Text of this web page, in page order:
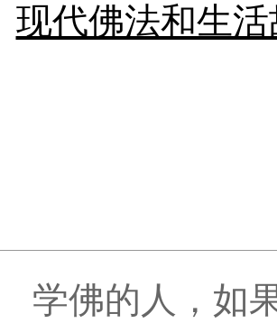
现代佛法和生
学佛的人，如